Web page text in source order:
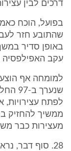
דרכים לבין
בפועל, הוכח
שהתובע חזר
עקב האפילפסיה
למומחה אף
לפתח עצירויות,
ממשיך להחזיק
מעצירות כבר משנת 94, (עמ' 14 לפרו'
28. סוף דבר,